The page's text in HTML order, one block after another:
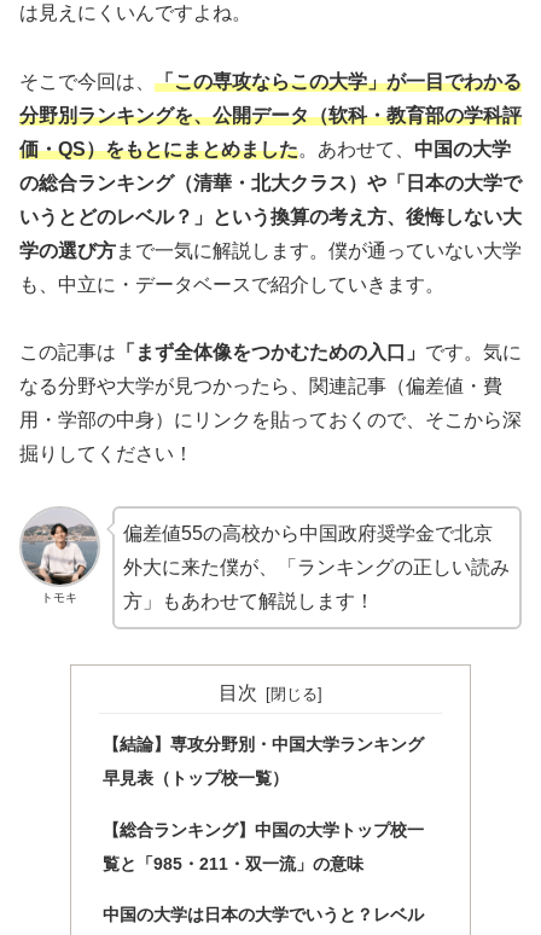
は見えにくいんですよね。
そこで今回は、 「この専攻ならこの大学」が一目でわかる
分野別ランキングを、公開データ（软科・教育部の学科評
価・QS）をもとにまとめました。あわせて、 中国の大学
の総合ランキング（清華・北大クラス）や「日本の大学で
いうとどのレベル？」という換算の考え方、後悔しない大
学の選び方まで一気に解説します。僕が通っていない大学
も、中立に・データベースで紹介していきます。
この記事は 「まず全体像をつかむための入口」 です。気に
なる分野や大学が見つかったら、関連記事（偏差値・費
用・学部の中身）にリンクを貼っておくので、そこから深
掘りしてください！
トモキ
偏差値55の高校から中国政府奨学金で北京
外大に来た僕が、「ランキングの正しい読み
方」もあわせて解説します！
目次
【結論】専攻分野別・中国大学ランキング
早見表（トップ校一覧）
【総合ランキング】中国の大学トップ校一
覧と「985・211・双一流」の意味
中国の大学は日本の大学でいうと？レベル